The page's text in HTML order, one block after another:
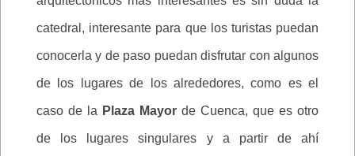
catedral, interesante para que los turistas puedan
conocerla y de paso puedan disfrutar con algunos
de los lugares de los alrededores, como es el
caso de la Plaza Mayor de Cuenca, que es otro
de los lugares singulares y a partir de ahí